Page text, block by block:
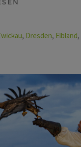
, Dresden, Elbland,